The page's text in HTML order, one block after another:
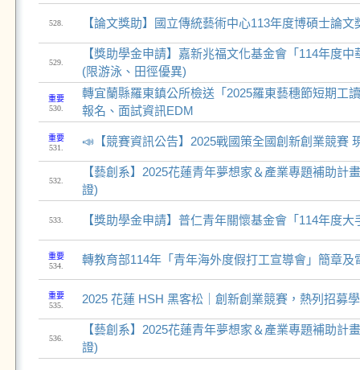
528. 【論文獎助】國立傳統藝術中心113年度博碩士論文
529.
【獎助學金申請】嘉新兆福文化基金會「114年度
(限游泳、田徑優異)
重要
530.
轉宜蘭縣羅東鎮公所檢送「2025羅東藝穗節短期工
報名、面試資訊EDM
重要
531.
📣【競賽資訊公告】2025戰國策全國創新創業競賽
532.
【藝創系】2025花蓮青年夢想家＆產業專題補助計
證)
533. 【獎助學金申請】普仁青年關懷基金會「114年度
重要
534.
轉教育部114年「青年海外度假打工宣導會」簡章及
重要
535.
2025 花蓮 HSH 黑客松｜創新創業競賽，熱列招募
536.
【藝創系】2025花蓮青年夢想家＆產業專題補助計
證)